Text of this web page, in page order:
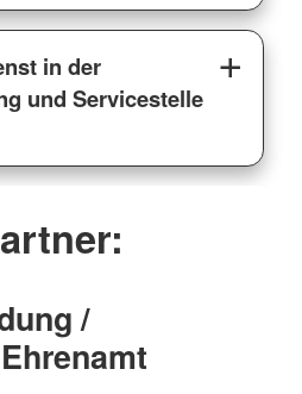
in der
und Servicestelle
/